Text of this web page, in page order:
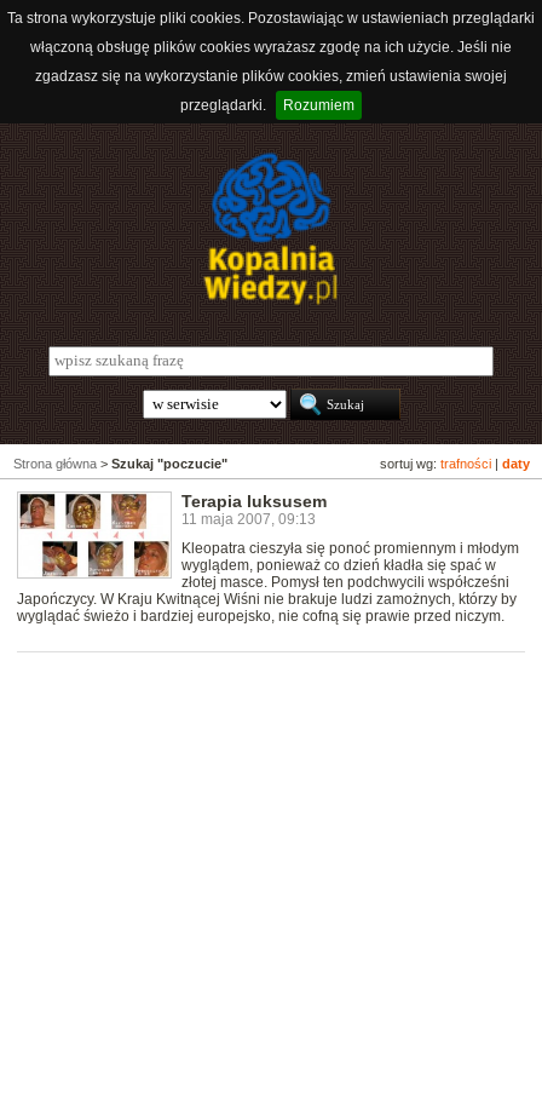
Ta strona wykorzystuje pliki cookies. Pozostawiając w ustawieniach przeglądarki
włączoną obsługę plików cookies wyrażasz zgodę na ich użycie. Jeśli nie
zgadzasz się na wykorzystanie plików cookies, zmień ustawienia swojej
przeglądarki.
Rozumiem
sortuj wg: trafności daty
Strona główna > Szukaj "poczucie"
Terapia luksusem
11 maja 2007, 09:13
Kleopatra cieszyła się ponoć promiennym i młodym
wyglądem, ponieważ co dzień kładła się spać w
złotej masce. Pomysł ten podchwycili współcześni
Japończycy. W Kraju Kwitnącej Wiśni nie brakuje ludzi zamożnych, którzy by
wyglądać świeżo i bardziej europejsko, nie cofną się prawie przed niczym.